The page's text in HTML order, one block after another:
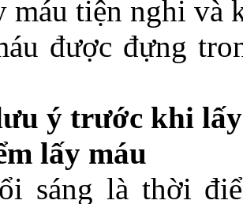
máu tiện nghi và
được đựng
ý trước khi
lấy máu
là thời